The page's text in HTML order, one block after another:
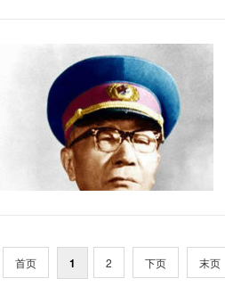
首页 1 2 下页 末页